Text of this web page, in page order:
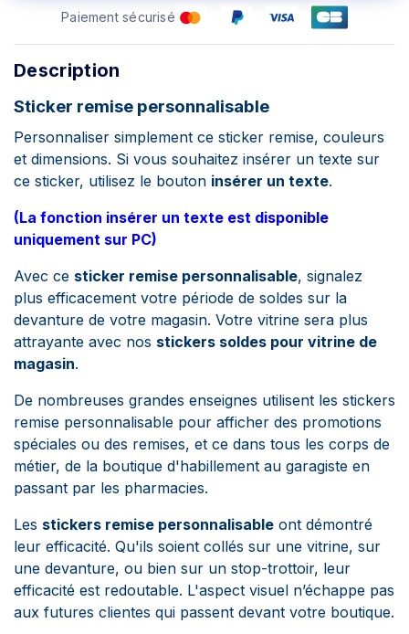
Paiement sécurisé
Description
Sticker remise personnalisable
Personnaliser simplement ce sticker remise, couleurs
et dimensions. Si vous souhaitez insérer un texte sur
ce sticker, utilisez le bouton insérer un texte.
(La fonction insérer un texte est disponible
uniquement sur PC)
Avec ce sticker remise personnalisable, signalez
plus efficacement votre période de soldes sur la
devanture de votre magasin. Votre vitrine sera plus
attrayante avec nos stickers soldes pour vitrine de
magasin.
De nombreuses grandes enseignes utilisent les stickers
remise personnalisable pour afficher des promotions
spéciales ou des remises, et ce dans tous les corps de
métier, de la boutique d'habillement au garagiste en
passant par les pharmacies.
Les stickers remise personnalisable ont démontré
leur efficacité. Qu'ils soient collés sur une vitrine, sur
une devanture, ou bien sur un stop-trottoir, leur
efficacité est redoutable. L'aspect visuel n’échappe pas
aux futures clientes qui passent devant votre boutique.